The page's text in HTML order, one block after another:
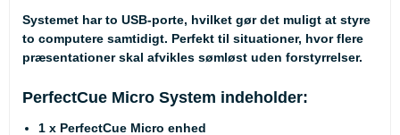
Systemet har to USB-porte, hvilket gør det muligt at styre
to computere samtidigt. Perfekt til situationer, hvor flere
præsentationer skal afvikles sømløst uden forstyrrelser.
PerfectCue Micro System indeholder:
1 x PerfectCue Micro enhed